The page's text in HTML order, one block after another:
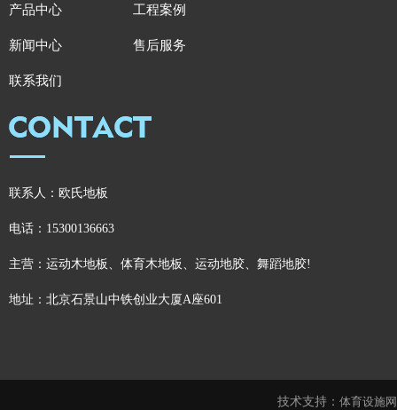
产品中心 工程案例
新闻中心 售后服务
联系我们
联系人：欧氏地板
电话：15300136663
主营：运动木地板、体育木地板、运动地胶、舞蹈地胶!
地址：北京石景山中铁创业大厦A座601
技术支持： 体育设施网